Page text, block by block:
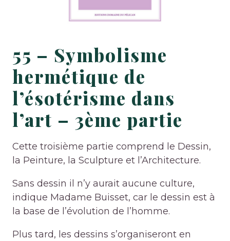
55 – Symbolisme
hermétique de
l’ésotérisme dans
l’art – 3ème partie
Cette troisième partie comprend le Dessin,
la Peinture, la Sculpture et l’Architecture.
Sans dessin il n’y aurait aucune culture,
indique Madame Buisset, car le dessin est à
la base de l’évolution de l’homme.
Plus tard, les dessins s’organiseront en